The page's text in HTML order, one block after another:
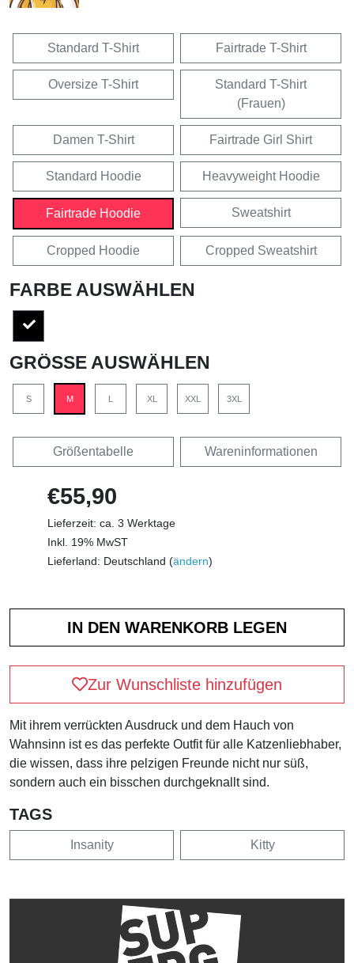
Standard T-Shirt Fairtrade T-Shirt
Oversize T-Shirt
Standard T-Shirt
(Frauen)
Damen T-Shirt Fairtrade Girl Shirt
Standard Hoodie Heavyweight Hoodie
Fairtrade Hoodie Sweatshirt
Cropped Hoodie Cropped Sweatshirt
FARBE AUSWÄHLEN
GRÖSSE AUSWÄHLEN
S M L XL XXL 3XL
Größentabelle Wareninformationen
€55,90
Lieferzeit: ca. 3 Werktage
Inkl. 19% MwST
Lieferland: Deutschland (ändern)
Zur Wunschliste hinzufügen
Mit ihrem verrückten Ausdruck und dem Hauch von
Wahnsinn ist es das perfekte Outfit für alle Katzenliebhaber,
die wissen, dass ihre pelzigen Freunde nicht nur süß,
sondern auch ein bisschen durchgeknallt sind.
TAGS
Insanity Kitty